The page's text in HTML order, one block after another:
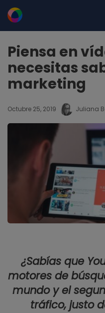
Piensa en
necesitas
marketing
Octubre 25, 2019 Juliana
¿Sabías que
motores de
mundo y el
tráfico, justo